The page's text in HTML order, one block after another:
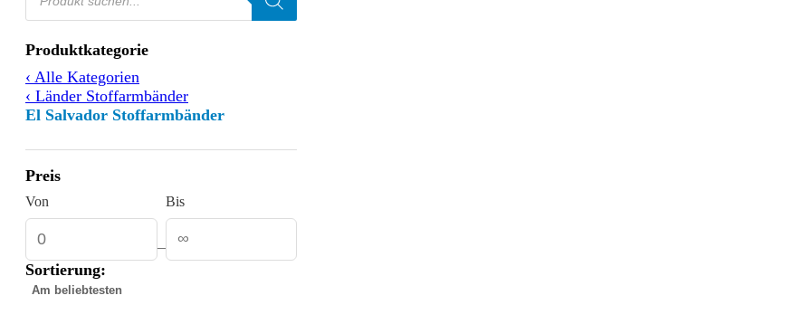
Products
search
Filtern
nach
Produktkategorie
‹ Alle Kategorien
‹ Länder Stoffarmbänder
El Salvador Stoffarmbänder
Preis
Von
–
Bis
Sortierung: